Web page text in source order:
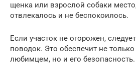
щенка или взрослой собаки
отвлекалось и не беспокоилось.
Если участок не огорожен,
поводок. Это обеспечит не
любимцем, но и его